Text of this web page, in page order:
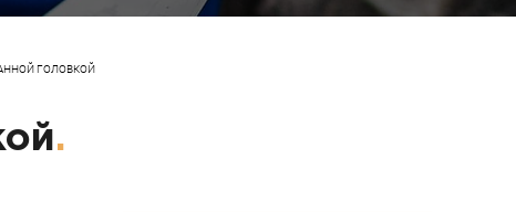
ГОЛОВКОЙ
.